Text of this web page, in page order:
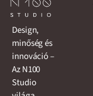
Design,
minőség és
innováció –
Az N100
Studio